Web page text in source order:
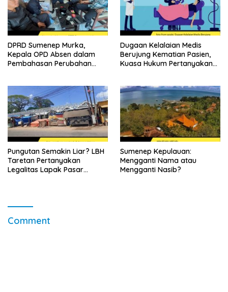
DPRD Sumenep Murka,
Kepala OPD Absen dalam
Pembahasan Perubahan
Dugaan Kelalaian Medis
Berujung Kematian Pasien,
Kuasa Hukum Pertanyakan
Pungutan Semakin Liar? LBH
Taretan Pertanyakan
Legalitas Lapak Pasar
Sumenep Kepulauan:
Mengganti Nama atau
Mengganti Nasib?
Comment